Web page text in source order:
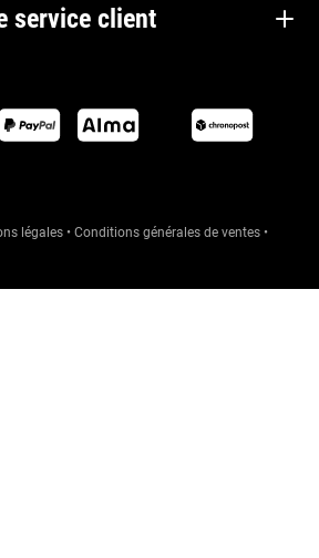
service client
légales • Conditions générales de ventes •